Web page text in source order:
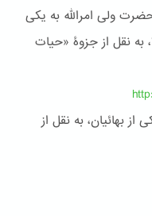
ترجمه / مکتوب ۵ سپتامبر ١٩٣۸ حضرت ولی امرالله به یکی
از بهائیان / انوار هدایت، شمارهء ١١۵٦، به نقل از جزوۀ «حیات
٢٩ مه ١٩٣۵ به یکی از بهائیان، به نقل از